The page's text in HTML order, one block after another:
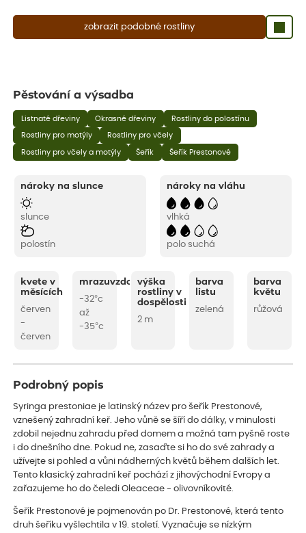
zobrazit podobné rostliny
Pěstování a výsadba
Listnaté dřeviny Okrasné dřeviny Rostliny do polostínu
Rostliny pro motýly Rostliny pro včely
Rostliny pro včely a motýly Šeřík Šeřík Prestonové
nároky na slunce
slunce
polostín
nároky na vláhu
vlhká
polo suchá
kvete v
měsících
červen
-
červen
mrazuvzdornost
-32°c
až
-35°c
výška
rostliny v
dospělosti
2 m
barva
listu
zelená
barva
květu
růžová
Podrobný popis
Syringa prestoniae je latinský název pro šeřík Prestonové,
vznešený zahradní keř. Jeho vůně se šíří do dálky, v minulosti
zdobil nejednu zahradu před domem a možná tam pyšně roste
i do dnešního dne. Pokud ne, zasaďte si ho do své zahrady a
užívejte si pohled a vůni nádherných květů během dalších let.
Tento klasický zahradní keř pochází z jihovýchodní Evropy a
zařazujeme ho do čeledi Oleaceae - olivovníkovité.
Šeřík Prestonové je pojmenován po Dr. Prestonové, která tento
druh šeříku vyšlechtila v 19. století. Vyznačuje se nízkým